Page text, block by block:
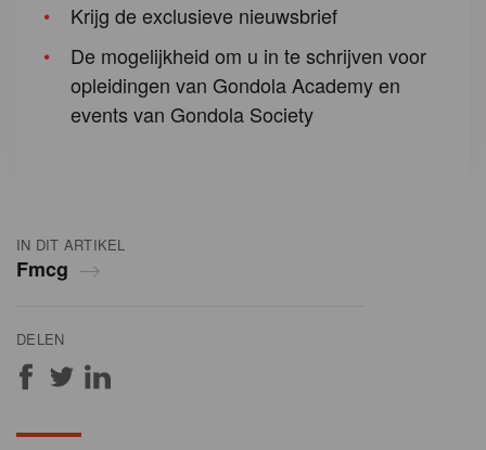
IN DIT ARTIKEL
Fmcg
DELEN
Krijg de exclusieve nieuwsbrief
De mogelijkheid om u in te schrijven voor
opleidingen van Gondola Academy en
events van Gondola Society